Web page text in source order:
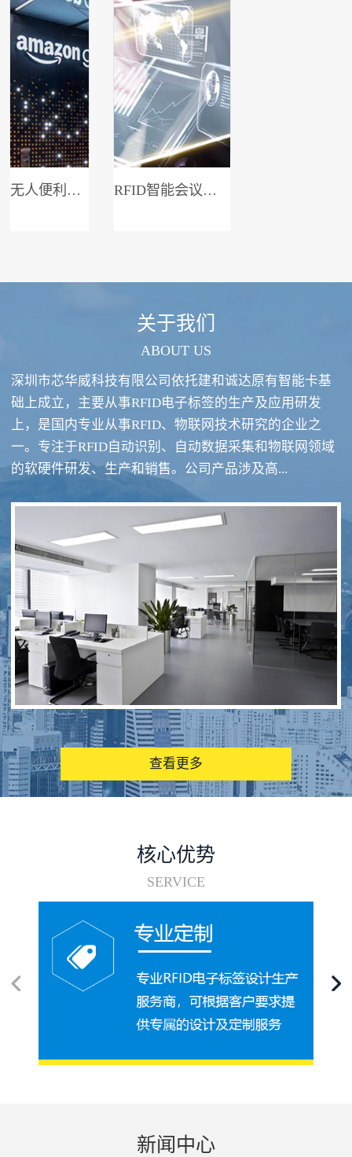
无人便利店系统 RFID智能会议签到系统
RFID酒类防伪系统方案 RFID智慧食堂系统
图书馆RFID电子标签管理系统
关于我们
ABOUT US
深圳市芯华威科技有限公司依托建和诚达原有智能卡基
础上成立，主要从事RFID电子标签的生产及应用研发
上，是国内专业从事RFID、物联网技术研究的企业之
一。专注于RFID自动识别、自动数据采集和物联网领域
的软硬件研发、生产和销售。公司产品涉及高...
查看更多
核心优势
SERVICE
新闻中心